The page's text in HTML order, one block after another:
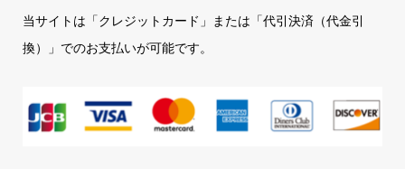
当サイトは「クレジットカード」または「代引決済（代金引
換）」でのお支払いが可能です。